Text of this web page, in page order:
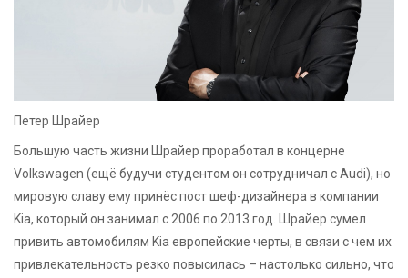
Петер Шрайер
Большую часть жизни Шрайер проработал в концерне
Volkswagen (ещё будучи студентом он сотрудничал с Audi), но
мировую славу ему принёс пост шеф-дизайнера в компании
Kia, который он занимал с 2006 по 2013 год. Шрайер сумел
привить автомобилям Kia европейские черты, в связи с чем их
привлекательность резко повысилась – настолько сильно, что